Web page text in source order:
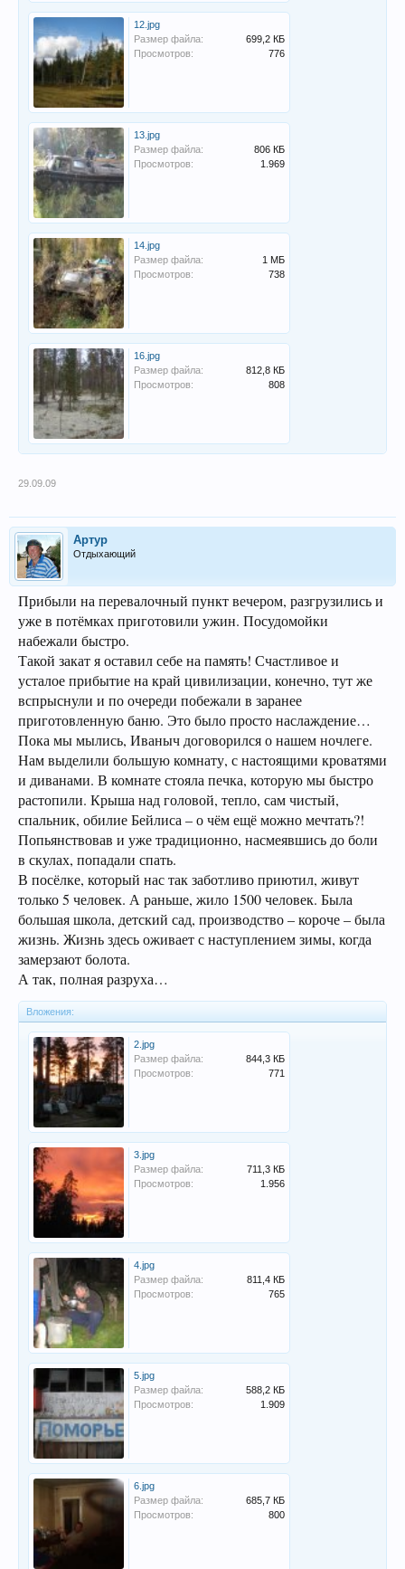
12.jpg
Размер файла:
699,2 КБ
Просмотров:
776
13.jpg
Размер файла:
806 КБ
Просмотров:
1.969
14.jpg
Размер файла:
1 МБ
Просмотров:
738
16.jpg
Размер файла:
812,8 КБ
Просмотров:
808
29.09.09
Артур
Отдыхающий
Прибыли на перевалочный пункт вечером, разгрузились и
уже в потёмках приготовили ужин. Посудомойки
набежали быстро.
Такой закат я оставил себе на память! Счастливое и
усталое прибытие на край цивилизации, конечно, тут же
вспрыснули и по очереди побежали в заранее
приготовленную баню. Это было просто наслаждение…
Пока мы мылись, Иваныч договорился о нашем ночлеге.
Нам выделили большую комнату, с настоящими кроватями
и диванами. В комнате стояла печка, которую мы быстро
растопили. Крыша над головой, тепло, сам чистый,
спальник, обилие Бейлиса – о чём ещё можно мечтать?!
Попьянствовав и уже традиционно, насмеявшись до боли
в скулах, попадали спать.
В посёлке, который нас так заботливо приютил, живут
только 5 человек. А раньше, жило 1500 человек. Была
большая школа, детский сад, производство – короче – была
жизнь. Жизнь здесь оживает с наступлением зимы, когда
замерзают болота.
А так, полная разруха…
Вложения:
2.jpg
Размер файла:
844,3 КБ
Просмотров:
771
3.jpg
Размер файла:
711,3 КБ
Просмотров:
1.956
4.jpg
Размер файла:
811,4 КБ
Просмотров:
765
5.jpg
Размер файла:
588,2 КБ
Просмотров:
1.909
6.jpg
Размер файла:
685,7 КБ
Просмотров:
800